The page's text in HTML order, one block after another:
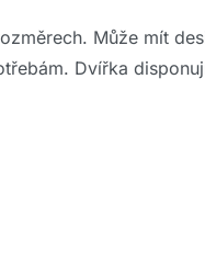
Může mít
Dvířka